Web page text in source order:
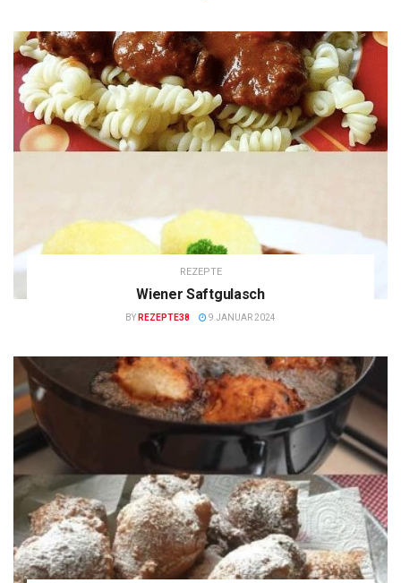
REZEPTE
Wiener Saftgulasch
BY REZEPTE38 9 JANUAR 2024